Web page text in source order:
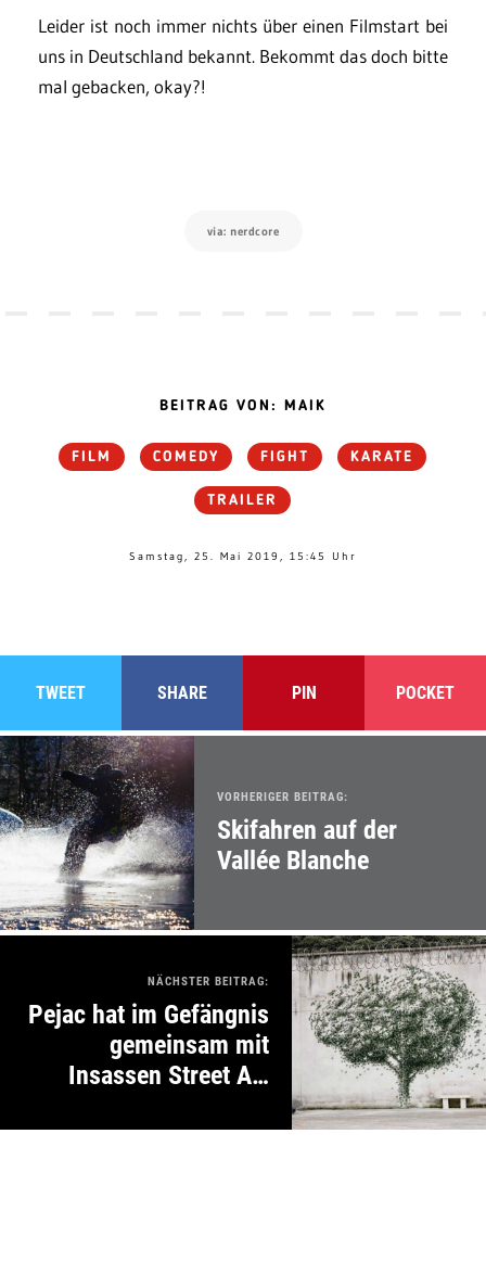
Leider ist noch immer nichts über einen Filmstart bei
uns in Deutschland bekannt. Bekommt das doch bitte
mal gebacken, okay?!
via: nerdcore
BEITRAG VON: MAIK
FILM COMEDY FIGHT KARATE
TRAILER
Samstag, 25. Mai 2019, 15:45 Uhr
TWEET SHARE PIN POCKET
VORHERIGER BEITRAG:
Skifahren auf der
Vallée Blanche
NÄCHSTER BEITRAG:
Pejac hat im Gefängnis
gemeinsam mit
Insassen Street Art